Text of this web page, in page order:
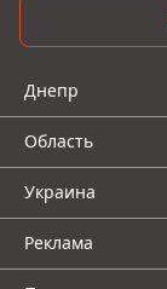
Днепр
Область
Украина
Реклама